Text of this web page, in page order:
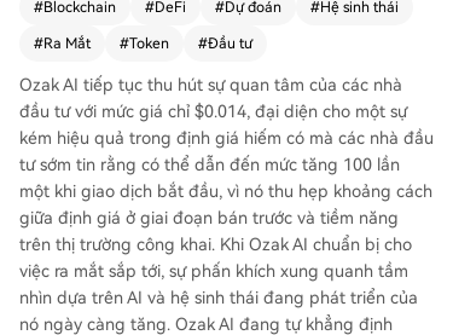
ng qua các đối tác chiến lược như AImstrong, nh
ằm tối ưu hóa hiệu suất trong lĩnh vực DeFi. Với c
ơ sở hạ tầng AI tiên tiến và cộng đồng ủng hộ,
Ozak AI được kỳ vọng có thể trở thành một tron
g những token AI tăng trưởng mạnh trong chu k
ỳ tới.
#Blockchain #DeFi #Dự đoán #Hệ sinh thái
#Ra Mắt #Token #Đầu tư
Ozak AI tiếp tục thu hút sự quan tâm của các nhà
đầu tư với mức giá chỉ $0.014, đại diện cho một sự
kém hiệu quả trong định giá hiếm có mà các nhà đầu
tư sớm tin rằng có thể dẫn đến mức tăng 100 lần
một khi giao dịch bắt đầu, vì nó thu hẹp khoảng cách
giữa định giá ở giai đoạn bán trước và tiềm năng
trên thị trường công khai. Khi Ozak AI chuẩn bị cho
việc ra mắt sắp tới, sự phấn khích xung quanh tầm
nhìn dựa trên AI và hệ sinh thái đang phát triển của
nó ngày càng tăng. Ozak AI đang tự khẳng định